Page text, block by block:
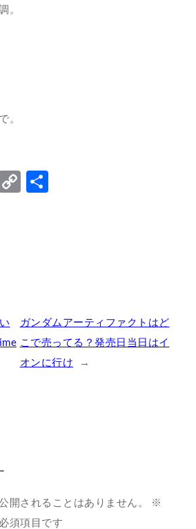
。
。
Copy
ガンダムアーティファクトはど
こで売ってる？発売日当日はイ
オンに行け
→
開されることはありません。
※
須項目です